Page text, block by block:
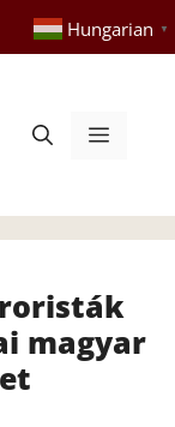
Hungarian ▼
Menü
magyar